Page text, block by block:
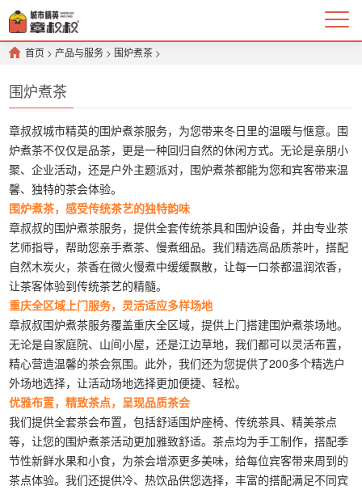
首页 > 产品与服务 > 围炉煮茶 >
围炉煮茶
章叔叔城市精英的围炉煮茶服务，为您带来冬日里的温暖与惬意。围
炉煮茶不仅仅是品茶，更是一种回归自然的休闲方式。无论是亲朋小
聚、企业活动，还是户外主题派对，围炉煮茶都能为您和宾客带来温
馨、独特的茶会体验。
围炉煮茶，感受传统茶艺的独特韵味
章叔叔的围炉煮茶服务，提供全套传统茶具和围炉设备，并由专业茶
艺师指导，帮助您亲手煮茶、慢煮细品。我们精选高品质茶叶，搭配
自然木炭火，茶香在微火慢煮中缓缓飘散，让每一口茶都温润浓香，
让茶客体验到传统茶艺的精髓。
重庆全区域上门服务，灵活适应多样场地
章叔叔围炉煮茶服务覆盖重庆全区域，提供上门搭建围炉煮茶场地。
无论是自家庭院、山间小屋，还是江边草地，我们都可以灵活布置，
精心营造温馨的茶会氛围。此外，我们还为您提供了200多个精选户
外场地选择，让活动场地选择更加便捷、轻松。
优雅布置，精致茶点，呈现品质茶会
我们提供全套茶会布置，包括舒适围炉座椅、传统茶具、精美茶点
等，让您的围炉煮茶活动更加雅致舒适。茶点均为手工制作，搭配季
节性新鲜水果和小食，为茶会增添更多美味，给每位宾客带来周到的
茶点体验。我们还提供冷、热饮品供您选择，丰富的搭配满足不同宾